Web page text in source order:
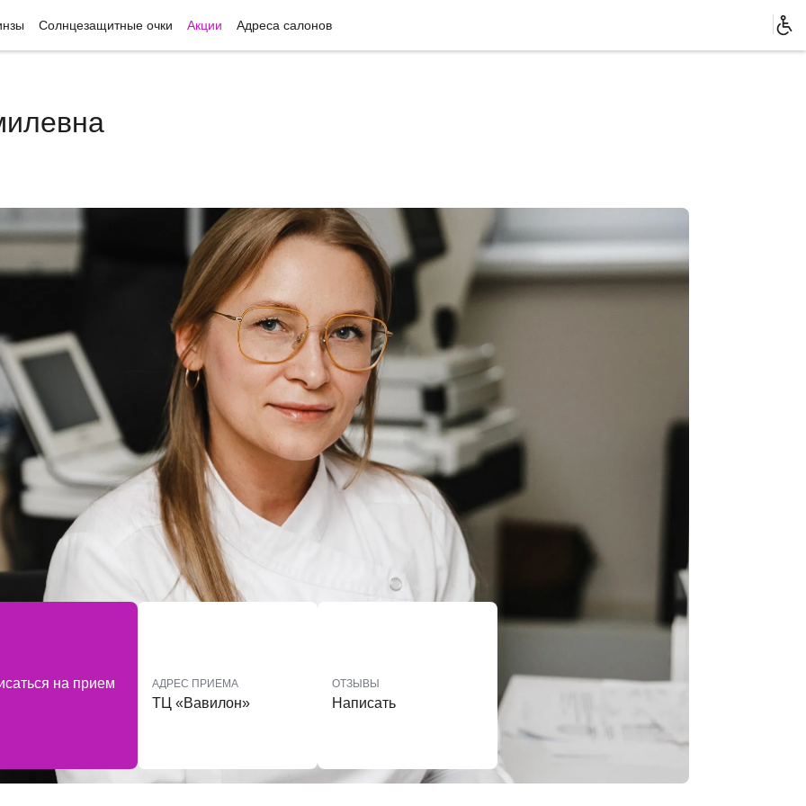
Солнцезащитные очки Акции Адреса салонов
на прием АДРЕС ПРИЕМА
ТЦ «Вавилон»
ОТЗЫВЫ
Написать